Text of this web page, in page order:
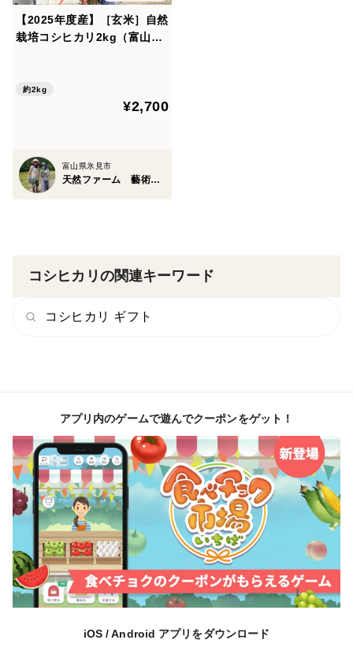
本商品は、農薬・化学肥料を使用せず自然栽培で育てて
そろっていない粒が一部残る場合があります。
ただけるお米です。あらかじめご理解のうえお求めくだ
さい。
【2025年度産】［玄米］自然
栽培コシヒカリ2kg（富山県
約2kg
¥2,700
富山県氷見市
天然ファーム 藝術農民
コシヒカリの関連キーワード
コシヒカリ ギフト
アプリ内のゲームで遊んでクーポンをゲット！
iOS / Android アプリをダウンロード